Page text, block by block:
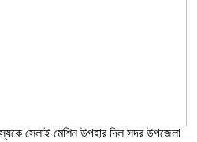
সেলাই মেশিন উপহার দিল সদর উপজেলা